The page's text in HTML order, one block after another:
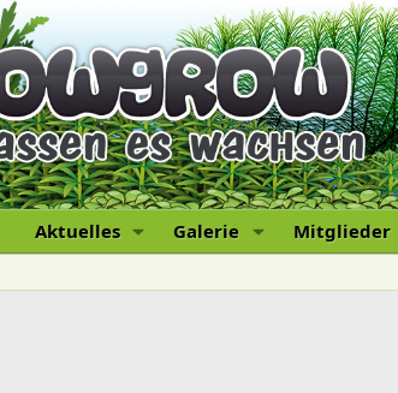
Aktuelles Galerie Mitglieder